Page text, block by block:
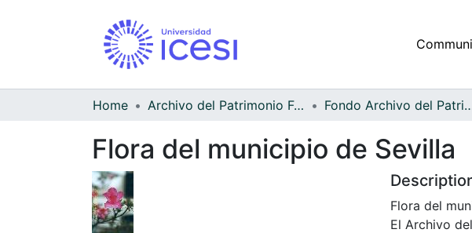
Home Archivo del Patrimonio Fotográfico y Fílmico del Valle del Cauca Fondo Archivo del Patrimonio
Flora del municipio de Sevilla
Flora del
El Archivo